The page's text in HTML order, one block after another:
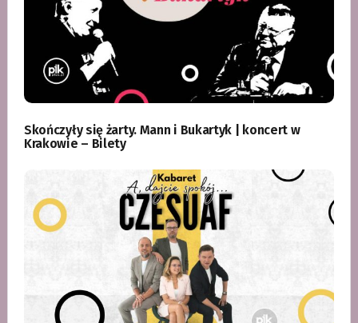
Skończyły się żarty. Mann i Bukartyk | koncert w
Krakowie – Bilety